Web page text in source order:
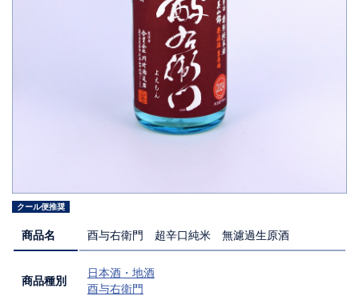
クール便推奨
商品名 酉与右衛門 超辛口純米 無濾過生原酒
商品種別
日本酒・地酒
酉与右衛門